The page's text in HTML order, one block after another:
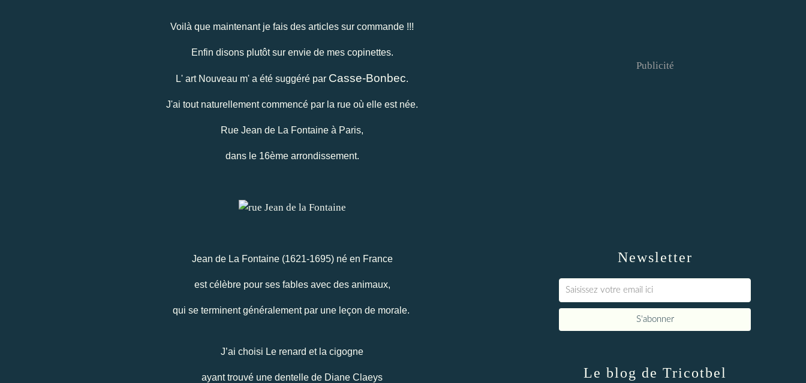
Voilà que maintenant je fais des articles sur commande !!!
Enfin disons plutôt sur envie de mes copinettes.
L' art Nouveau m' a été suggéré par Casse-Bonbec.
J'ai tout naturellement commencé par la rue où elle est née.
Rue Jean de La Fontaine à Paris,
dans le 16ème arrondissement.
Jean de La Fontaine (1621-1695) né en France
est célèbre pour ses fables avec des animaux,
qui se terminent généralement par une leçon de morale.
J’ai choisi Le renard et la cigogne
ayant trouvé une dentelle de Diane Claeys
Newsletter
Publicité
Le blog de Tricotbel